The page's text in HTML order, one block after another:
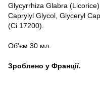
Glycyrrhiza Glabra
Caprylyl Glycol, Glyceryl
(Ci 17200).
Об'єм 30 мл.
Зроблено у Франції.